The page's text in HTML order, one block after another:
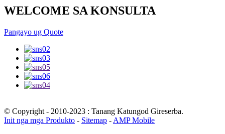
WELCOME SA KONSULTA
Pangayo ug Quote
© Copyright - 2010-2023 : Tanang Katungod Gireserba.
Init nga mga Produkto - Sitemap - AMP Mobile